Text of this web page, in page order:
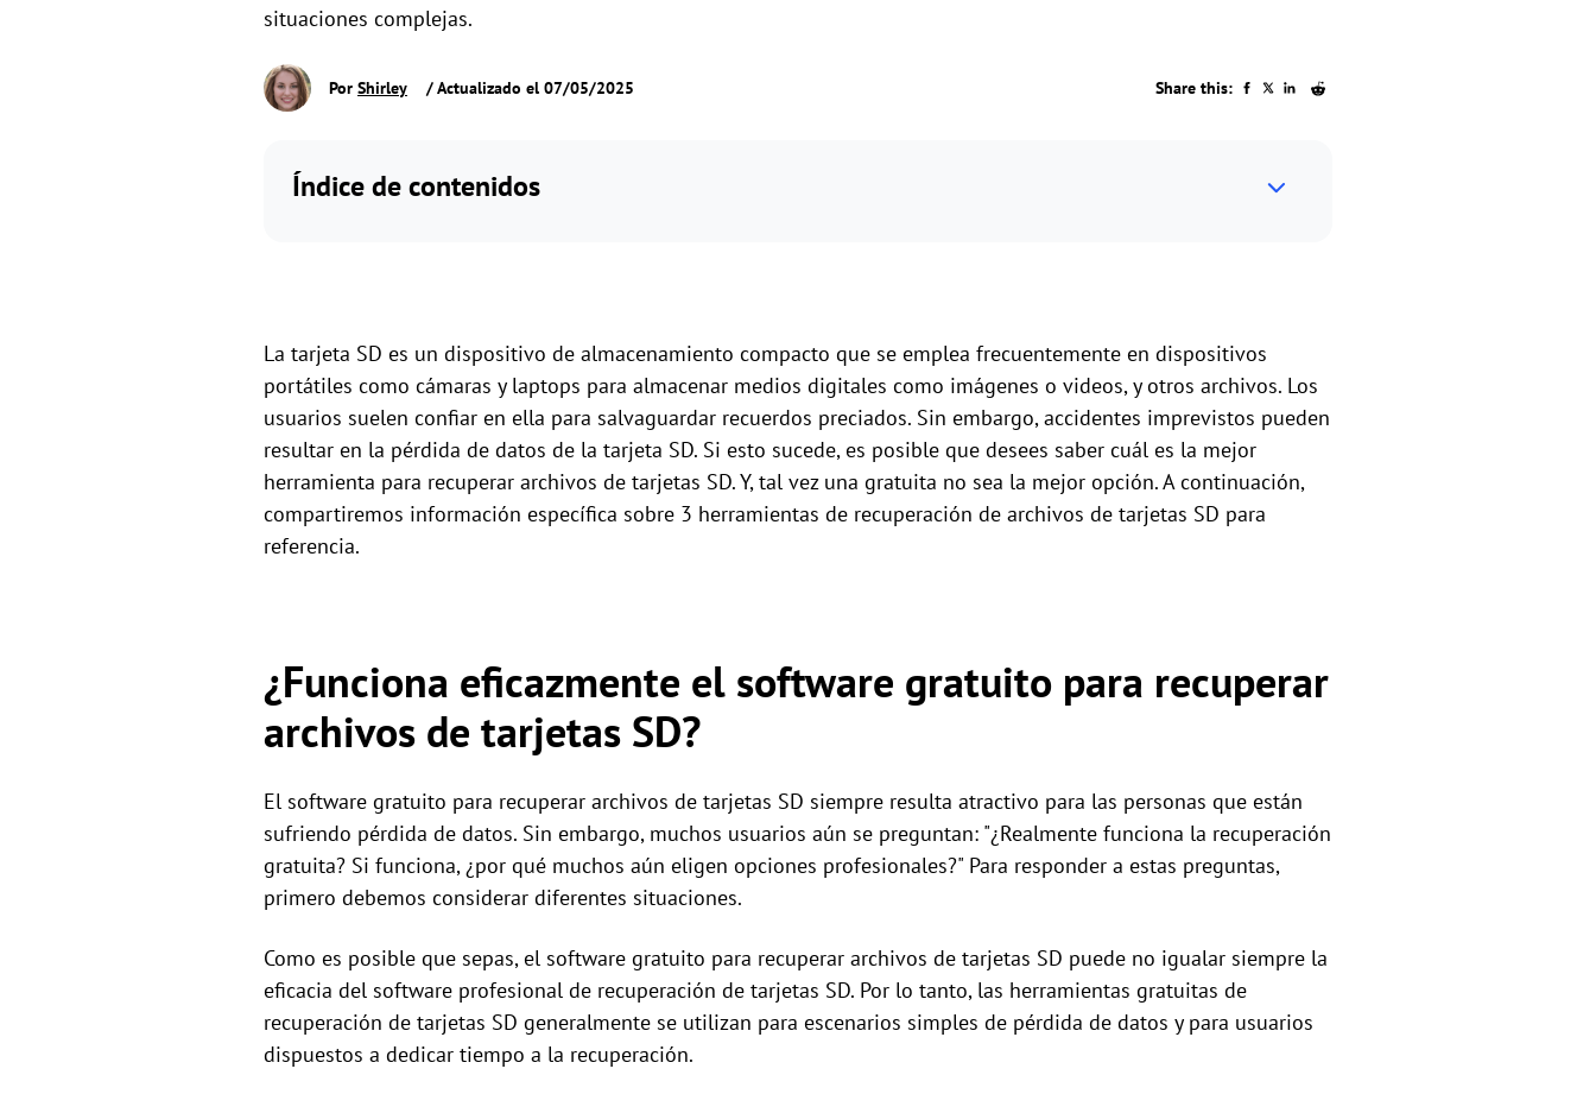
situaciones complejas.
Por Shirley / Actualizado el 07/05/2025 Share this:
Índice de contenidos
La tarjeta SD es un dispositivo de almacenamiento compacto que se emplea frecuentemente en dispositivos
portátiles como cámaras y laptops para almacenar medios digitales como imágenes o videos, y otros archivos. Los
usuarios suelen confiar en ella para salvaguardar recuerdos preciados. Sin embargo, accidentes imprevistos pueden
resultar en la pérdida de datos de la tarjeta SD. Si esto sucede, es posible que desees saber cuál es la mejor
herramienta para recuperar archivos de tarjetas SD. Y, tal vez una gratuita no sea la mejor opción. A continuación,
compartiremos información específica sobre 3 herramientas de recuperación de archivos de tarjetas SD para
referencia.
¿Funciona eficazmente el software gratuito para recuperar
archivos de tarjetas SD?
El software gratuito para recuperar archivos de tarjetas SD siempre resulta atractivo para las personas que están
sufriendo pérdida de datos. Sin embargo, muchos usuarios aún se preguntan: "¿Realmente funciona la recuperación
gratuita? Si funciona, ¿por qué muchos aún eligen opciones profesionales?" Para responder a estas preguntas,
primero debemos considerar diferentes situaciones.
Como es posible que sepas, el software gratuito para recuperar archivos de tarjetas SD puede no igualar siempre la
eficacia del software profesional de recuperación de tarjetas SD. Por lo tanto, las herramientas gratuitas de
recuperación de tarjetas SD generalmente se utilizan para escenarios simples de pérdida de datos y para usuarios
dispuestos a dedicar tiempo a la recuperación.